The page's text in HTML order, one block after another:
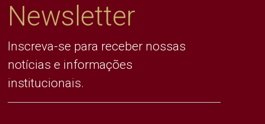
Newsletter
Inscreva-se para receber nossas
notícias e informações
institucionais.